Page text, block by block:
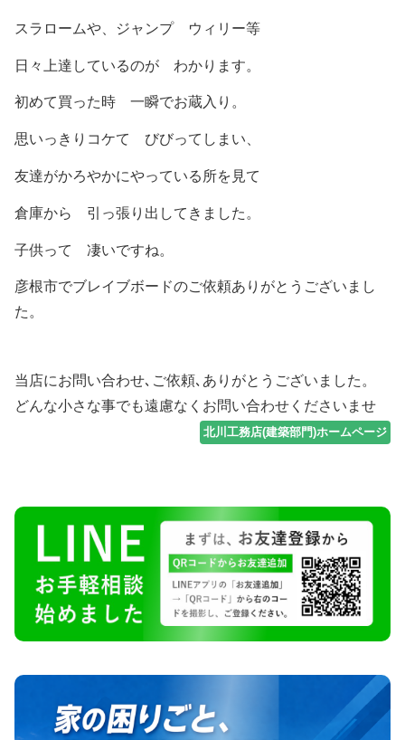
スラロームや、ジャンプ ウィリー等
日々上達しているのが わかります。
初めて買った時 一瞬でお蔵入り。
思いっきりコケて びびってしまい、
友達がかろやかにやっている所を見て
倉庫から 引っ張り出してきました。
子供って 凄いですね。
彦根市でブレイブボードのご依頼ありがとうございまし
た。
当店にお問い合わせ､ご依頼､ありがとうございました。
どんな小さな事でも遠慮なくお問い合わせくださいませ
北川工務店(建築部門)ホームページ